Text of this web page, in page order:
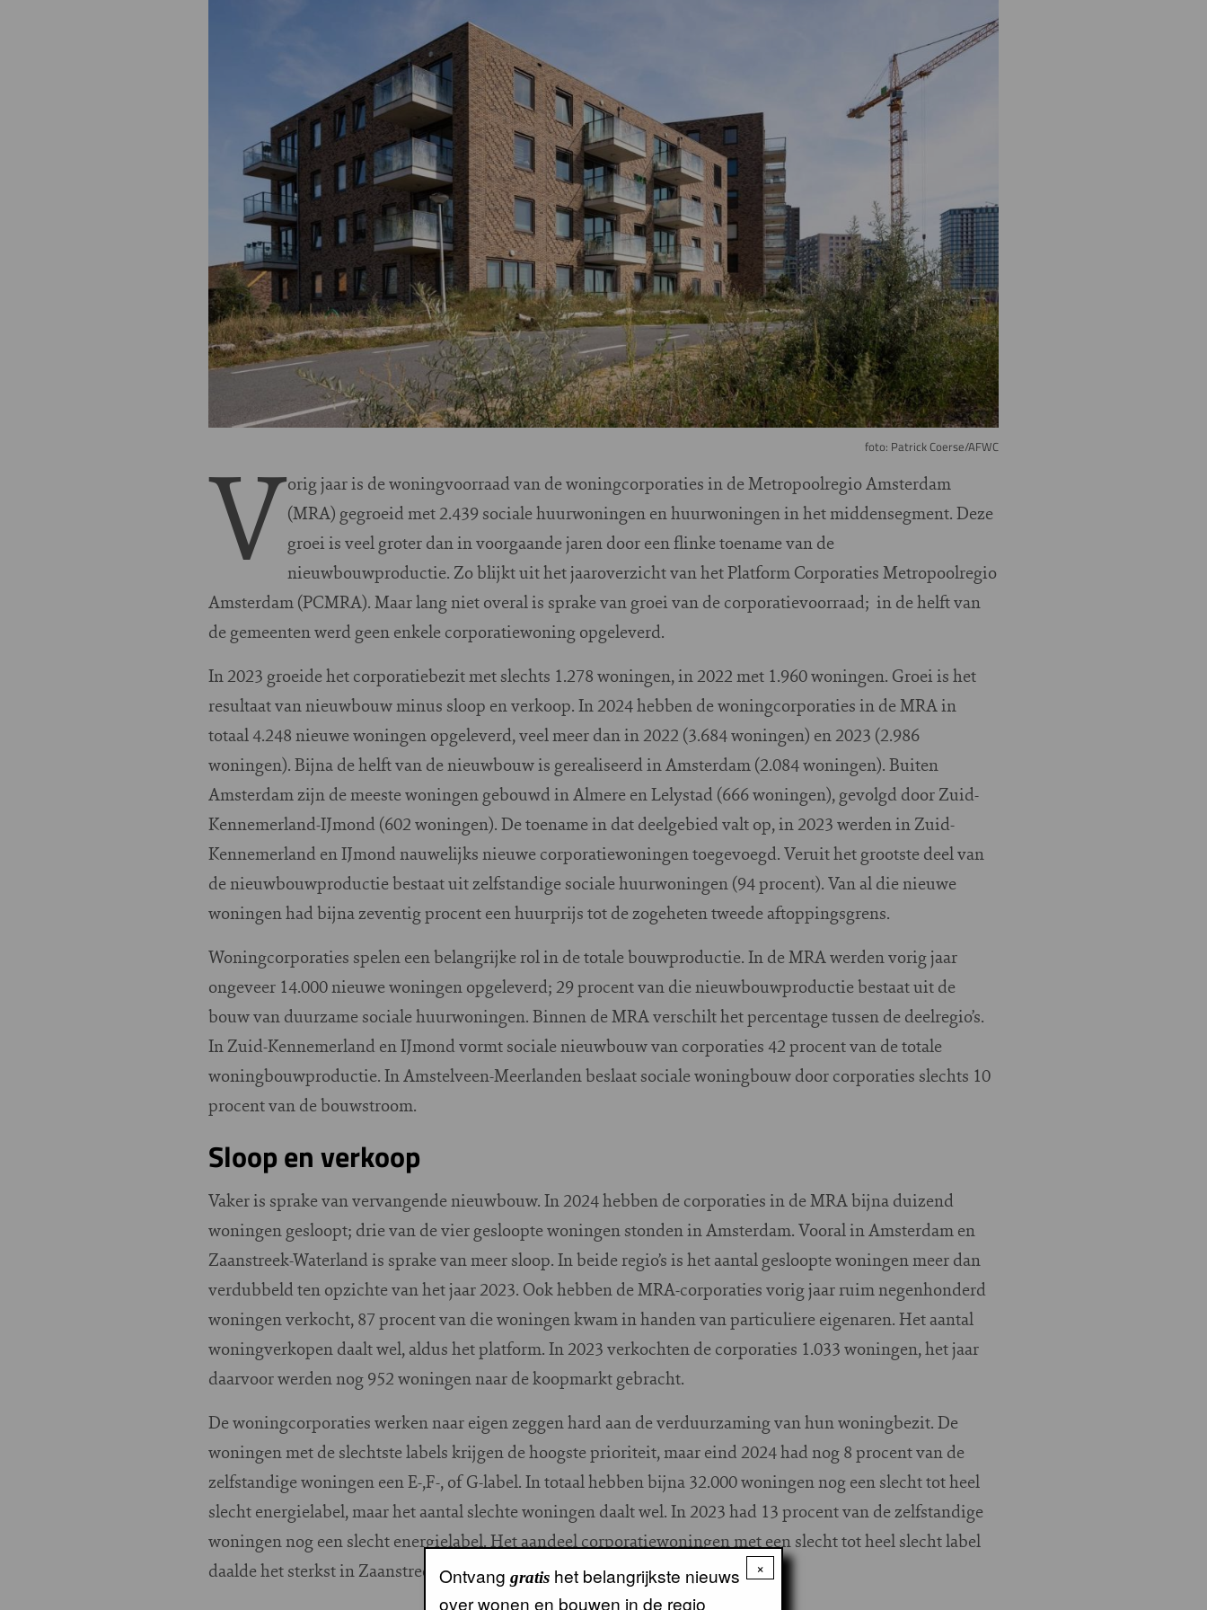
foto: Patrick Coerse/AFWC
Vorig jaar is de woningvoorraad van de woningcorporaties in de Metropoolregio Amsterdam
(MRA) gegroeid met 2.439 sociale huurwoningen en huurwoningen in het middensegment. Deze
groei is veel groter dan in voorgaande jaren door een flinke toename van de
nieuwbouwproductie. Zo blijkt uit het jaaroverzicht van het Platform Corporaties Metropoolregio
Amsterdam (PCMRA). Maar lang niet overal is sprake van groei van de corporatievoorraad; in de helft van
de gemeenten werd geen enkele corporatiewoning opgeleverd.
In 2023 groeide het corporatiebezit met slechts 1.278 woningen, in 2022 met 1.960 woningen. Groei is het
resultaat van nieuwbouw minus sloop en verkoop. In 2024 hebben de woningcorporaties in de MRA in
totaal 4.248 nieuwe woningen opgeleverd, veel meer dan in 2022 (3.684 woningen) en 2023 (2.986
woningen). Bijna de helft van de nieuwbouw is gerealiseerd in Amsterdam (2.084 woningen). Buiten
Amsterdam zijn de meeste woningen gebouwd in Almere en Lelystad (666 woningen), gevolgd door Zuid-
Kennemerland-IJmond (602 woningen). De toename in dat deelgebied valt op, in 2023 werden in Zuid-
Kennemerland en IJmond nauwelijks nieuwe corporatiewoningen toegevoegd. Veruit het grootste deel van
de nieuwbouwproductie bestaat uit zelfstandige sociale huurwoningen (94 procent). Van al die nieuwe
woningen had bijna zeventig procent een huurprijs tot de zogeheten tweede aftoppingsgrens.
Woningcorporaties spelen een belangrijke rol in de totale bouwproductie. In de MRA werden vorig jaar
ongeveer 14.000 nieuwe woningen opgeleverd; 29 procent van die nieuwbouwproductie bestaat uit de
bouw van duurzame sociale huurwoningen. Binnen de MRA verschilt het percentage tussen de deelregio’s.
In Zuid-Kennemerland en IJmond vormt sociale nieuwbouw van corporaties 42 procent van de totale
woningbouwproductie. In Amstelveen-Meerlanden beslaat sociale woningbouw door corporaties slechts 10
procent van de bouwstroom.
Sloop en verkoop
Vaker is sprake van vervangende nieuwbouw. In 2024 hebben de corporaties in de MRA bijna duizend
woningen gesloopt; drie van de vier gesloopte woningen stonden in Amsterdam. Vooral in Amsterdam en
Zaanstreek-Waterland is sprake van meer sloop. In beide regio’s is het aantal gesloopte woningen meer dan
verdubbeld ten opzichte van het jaar 2023. Ook hebben de MRA-corporaties vorig jaar ruim negenhonderd
woningen verkocht, 87 procent van die woningen kwam in handen van particuliere eigenaren. Het aantal
woningverkopen daalt wel, aldus het platform. In 2023 verkochten de corporaties 1.033 woningen, het jaar
daarvoor werden nog 952 woningen naar de koopmarkt gebracht.
De woningcorporaties werken naar eigen zeggen hard aan de verduurzaming van hun woningbezit. De
woningen met de slechtste labels krijgen de hoogste prioriteit, maar eind 2024 had nog 8 procent van de
zelfstandige woningen een E-,F-, of G-label. In totaal hebben bijna 32.000 woningen nog een slecht tot heel
slecht energielabel, maar het aantal slechte woningen daalt wel. In 2023 had 13 procent van de zelfstandige
woningen nog een slecht energielabel. Het aandeel corporatiewoningen met een slecht tot heel slecht label
daalde het sterkst in Zaanstreek-Waterland.
×
Ontvang gratis het belangrijkste nieuws
over wonen en bouwen in de regio